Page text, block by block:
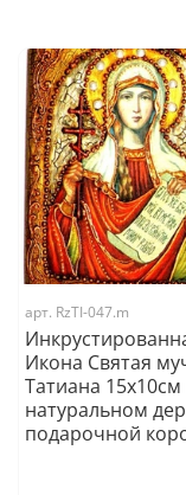
арт. RzTI-047.m
Икона Святая
Татиана 15х10см
натуральном
подарочной